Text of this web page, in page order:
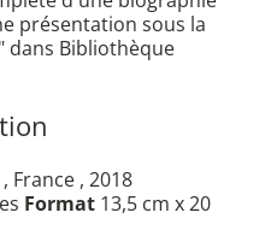
présentation sous la
dans Bibliothèque
France , 2018
Format 13,5 cm x 20